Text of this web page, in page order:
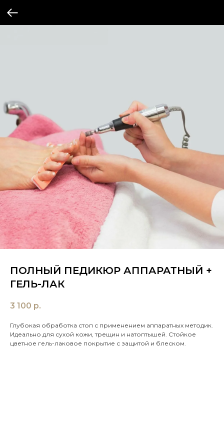
ПОЛНЫЙ ПЕДИКЮР АППАРАТНЫЙ +
ГЕЛЬ-ЛАК
3 100 р.
Глубокая обработка стоп с применением аппаратных методик.
Идеально для сухой кожи, трещин и натоптышей. Стойкое
цветное гель-лаковое покрытие с защитой и блеском.